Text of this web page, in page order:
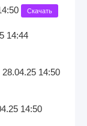
Скачать
14:44
14:50
14:50